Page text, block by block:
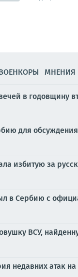
МНЕНИЯ
в годовщину
для
избитую за
в Сербию с
ВСУ,
недавних атак